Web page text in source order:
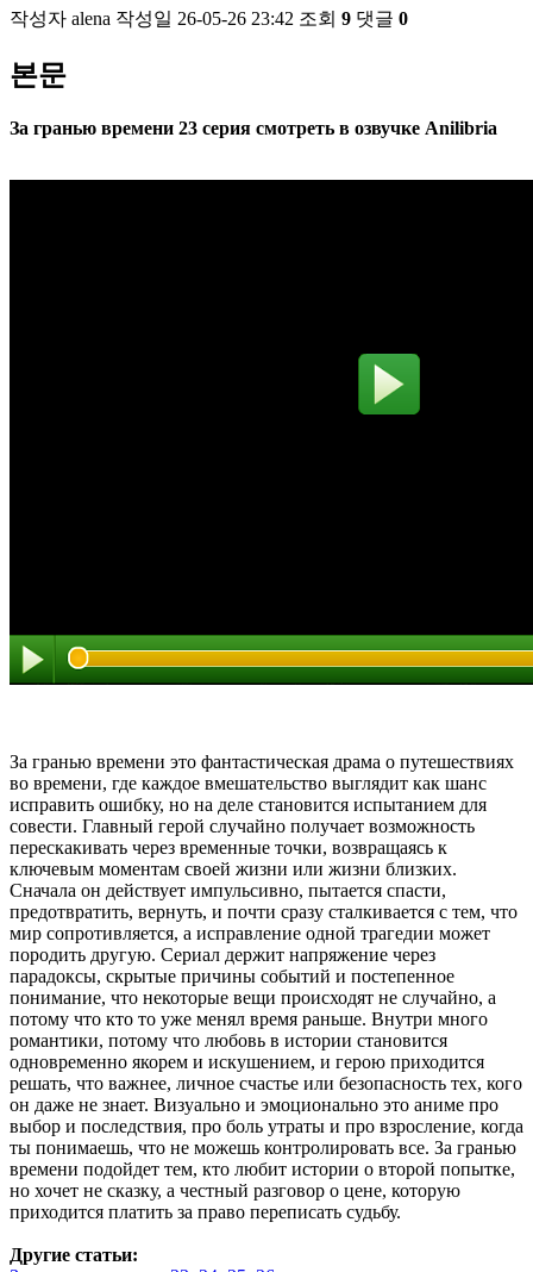
작성자 alena 작성일 26-05-26 23:42 조회 9 댓글 0
본문
За гранью времени 23 серия смотреть в озвучке Anilibria
За гранью времени это фантастическая драма о путешествиях
во времени, где каждое вмешательство выглядит как шанс
исправить ошибку, но на деле становится испытанием для
совести. Главный герой случайно получает возможность
перескакивать через временные точки, возвращаясь к
ключевым моментам своей жизни или жизни близких.
Сначала он действует импульсивно, пытается спасти,
предотвратить, вернуть, и почти сразу сталкивается с тем, что
мир сопротивляется, а исправление одной трагедии может
породить другую. Сериал держит напряжение через
парадоксы, скрытые причины событий и постепенное
понимание, что некоторые вещи происходят не случайно, а
потому что кто то уже менял время раньше. Внутри много
романтики, потому что любовь в истории становится
одновременно якорем и искушением, и герою приходится
решать, что важнее, личное счастье или безопасность тех, кого
он даже не знает. Визуально и эмоционально это аниме про
выбор и последствия, про боль утраты и про взросление, когда
ты понимаешь, что не можешь контролировать все. За гранью
времени подойдет тем, кто любит истории о второй попытке,
но хочет не сказку, а честный разговор о цене, которую
приходится платить за право переписать судьбу.
Другие статьи: